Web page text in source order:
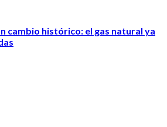
cambio histórico: el gas natural ya